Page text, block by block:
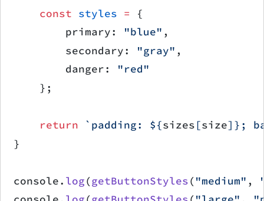
    const
styles = {
        primary:
"blue" ,
        secondary:
"gray" ,
        danger:
"red"
    };
    return
`padding: ${sizes[size] };
}
console. log(getButtonStyles( "medium" ,